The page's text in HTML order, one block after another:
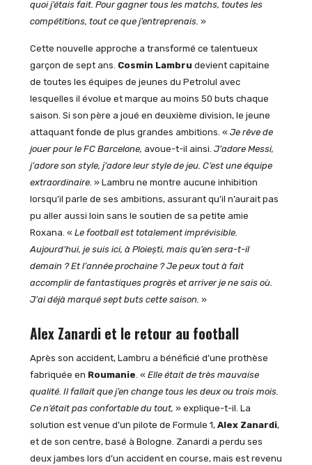
quoi j’étais fait. Pour gagner tous les matchs, toutes les
compétitions, tout ce que j’entreprenais. »
Cette nouvelle approche a transformé ce talentueux
garçon de sept ans. Cosmin Lambru devient capitaine
de toutes les équipes de jeunes du Petrolul avec
lesquelles il évolue et marque au moins 50 buts chaque
saison. Si son père a joué en deuxième division, le jeune
attaquant fonde de plus grandes ambitions. « Je rêve de
jouer pour le FC Barcelone, avoue-t-il ainsi. J’adore Messi,
j’adore son style, j’adore leur style de jeu. C’est une équipe
extraordinaire. » Lambru ne montre aucune inhibition
lorsqu’il parle de ses ambitions, assurant qu’il n’aurait pas
pu aller aussi loin sans le soutien de sa petite amie
Roxana. « Le football est totalement imprévisible.
Aujourd’hui, je suis ici, à Ploiești, mais qu’en sera-t-il
demain ? Et l’année prochaine ? Je peux tout à fait
accomplir de fantastiques progrès et arriver je ne sais où.
J’ai déjà marqué sept buts cette saison. »
Alex Zanardi et le retour au football
Après son accident, Lambru a bénéficié d’une prothèse
fabriquée en Roumanie . « Elle était de très mauvaise
qualité. Il fallait que j’en change tous les deux ou trois mois.
Ce n’était pas confortable du tout, » explique-t-il. La
solution est venue d’un pilote de Formule 1, Alex Zanardi,
et de son centre, basé à Bologne. Zanardi a perdu ses
deux jambes lors d’un accident en course, mais est revenu